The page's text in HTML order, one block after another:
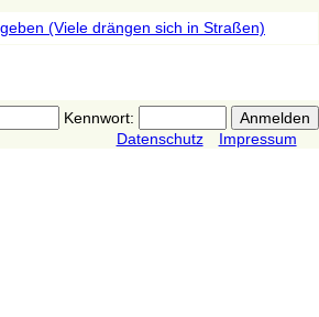
(Viele drängen sich in Straßen)
Kennwort:
Datenschutz
Impressum